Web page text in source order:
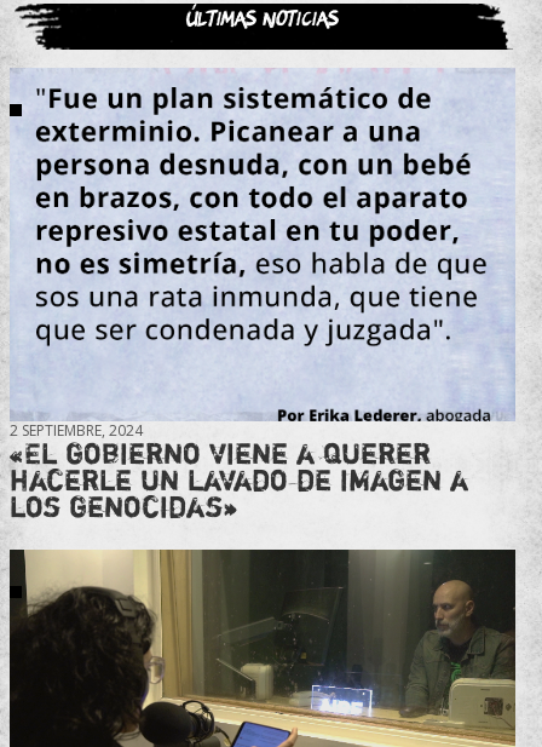
Últimas noticias
2 SEPTIEMBRE, 2024
«El gobierno viene a querer
hacerle un lavado de imagen a
los genocidas»